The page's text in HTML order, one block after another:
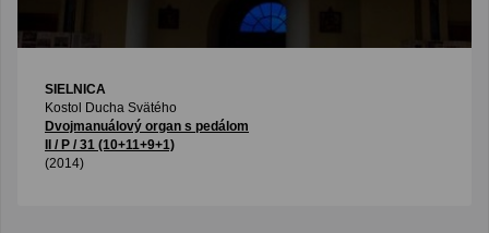
SIELNICA
Kostol Ducha Svätého
Dvojmanuálový organ s pedálom
II / P / 31 (10+11+9+1)
(2014)